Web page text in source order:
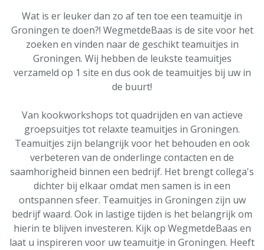
Wat is er leuker dan zo af ten toe een teamuitje in
Groningen te doen?! WegmetdeBaas is de site voor het
zoeken en vinden naar de geschikt teamuitjes in
Groningen. Wij hebben de leukste teamuitjes
verzameld op 1 site en dus ook de teamuitjes bij uw in
de buurt!
Van kookworkshops tot quadrijden en van actieve
groepsuitjes tot relaxte teamuitjes in Groningen.
Teamuitjes zijn belangrijk voor het behouden en ook
verbeteren van de onderlinge contacten en de
saamhorigheid binnen een bedrijf. Het brengt collega's
dichter bij elkaar omdat men samen is in een
ontspannen sfeer. Teamuitjes in Groningen zijn uw
bedrijf waard. Ook in lastige tijden is het belangrijk om
hierin te blijven investeren. Kijk op WegmetdeBaas en
laat u inspireren voor uw teamuitje in Groningen. Heeft